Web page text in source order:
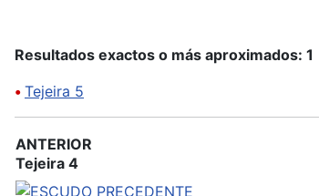
Resultados exactos o más aproximados: 1
• Tejeira 5
ANTERIOR
Tejeira 4